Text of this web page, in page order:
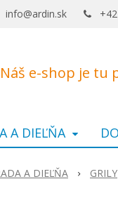
Náš e-shop je tu
info@ardin.sk
A DIEĽŇA
A DIEĽŇA GRILY